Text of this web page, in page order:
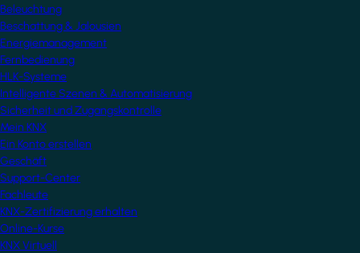
Beleuchtung
Beschattung & Jalousien
Energiemanagement
Fernbedienung
HLK-Systeme
Intelligente Szenen & Automatisierung
Sicherheit und Zugangskontrolle
Mein KNX
Ein Konto erstellen
Geschäft
Support-Center
Fachleute
KNX-Zertifizierung erhalten
Online-Kurse
KNX Virtuell